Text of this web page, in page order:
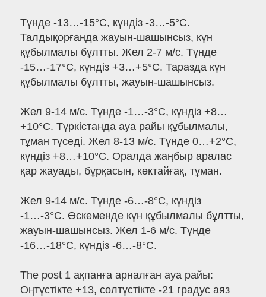
Түнде -13…-15°C, күндіз -3…-5°C.
Талдықорғанда жауын-шашынсыз, күн
құбылмалы бұлтты. Жел 2-7 м/с. Түнде
-15…-17°C, күндіз +3…+5°C. Таразда күн
құбылмалы бұлтты, жауын-шашынсыз.
Жел 9-14 м/с. Түнде -1…-3°C, күндіз +8…
+10°C. Түркістанда ауа райы құбылмалы,
тұман түседі. Жел 8-13 м/с. Түнде 0…+2°C,
күндіз +8…+10°C. Оралда жаңбыр аралас
қар жауады, бұрқасын, көктайғақ, тұман.
Жел 9-14 м/с. Түнде -6…-8°C, күндіз
-1…-3°C. Өскеменде күн құбылмалы бұлтты,
жауын-шашынсыз. Жел 1-6 м/с. Түнде
-16…-18°C, күндіз -6…-8°C.
The post 1 ақпанға арналған ауа райы:
Оңтүстікте +13, солтүстікте -21 градус аяз